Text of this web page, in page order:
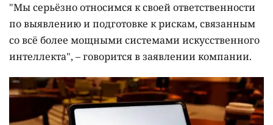
"Мы серьёзно относимся к своей ответственности
по выявлению и подготовке к рискам, связанным
со всё более мощными системами искусственного
интеллекта", – говорится в заявлении компании.